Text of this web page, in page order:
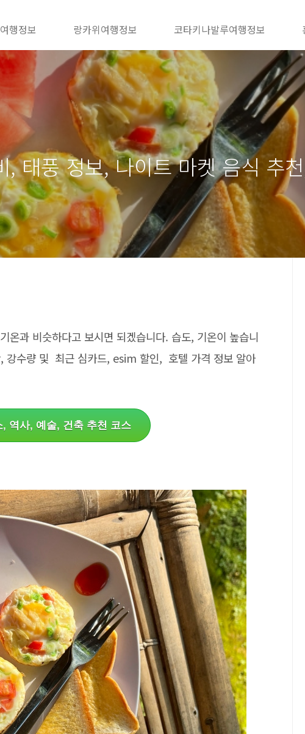
행정보 랑카위여행정보 코타키나발루여행정보
태풍 정보, 나이트 마켓 음식 추
온과 비슷하다고 보시면 되겠습니다. 습도, 기온이 높습니
강수량 및 최근 심카드, esim 할인, 호텔 가격 정보 알아
역사, 예술, 건축 추천 코스